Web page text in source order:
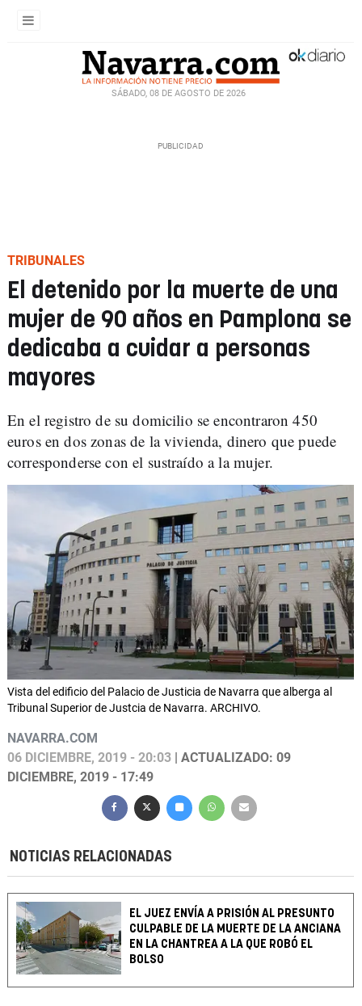
SÁBADO, 08 DE AGOSTO DE 2026
TRIBUNALES
El detenido por la muerte de una
mujer de 90 años en Pamplona se
dedicaba a cuidar a personas
mayores
En el registro de su domicilio se encontraron 450
euros en dos zonas de la vivienda, dinero que puede
corresponderse con el sustraído a la mujer.
Vista del edificio del Palacio de Justicia de Navarra que alberga al
Tribunal Superior de Justcia de Navarra. ARCHIVO.
NAVARRA.COM
06 DICIEMBRE, 2019 - 20:03 | ACTUALIZADO: 09
DICIEMBRE, 2019 - 17:49
NOTICIAS RELACIONADAS
EL JUEZ ENVÍA A PRISIÓN AL PRESUNTO
CULPABLE DE LA MUERTE DE LA ANCIANA
EN LA CHANTREA A LA QUE ROBÓ EL
BOLSO